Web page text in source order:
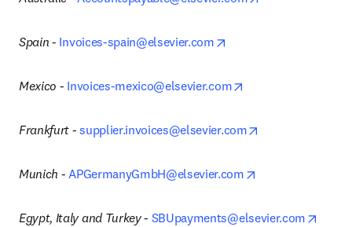
Spain - Invoices-spain@elsevier.com
Mexico - Invoices-mexico@elsevier.com
Frankfurt - supplier.invoices@elsevier.com
Munich - APGermanyGmbH@elsevier.com
Egypt, Italy and Turkey - SBUpayments@elsevier.com